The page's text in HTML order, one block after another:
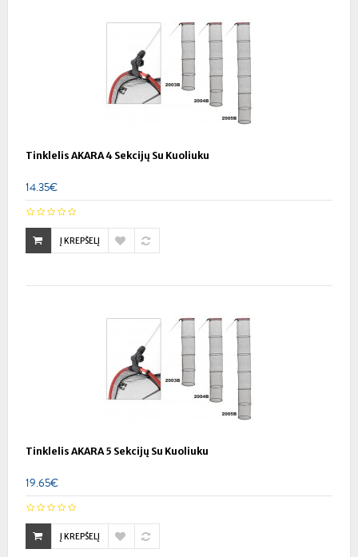
Tinklelis AKARA 4 Sekcijų Su Kuoliuku
14.35€
Į KREPŠELĮ
Tinklelis AKARA 5 Sekcijų Su Kuoliuku
19.65€
Į KREPŠELĮ